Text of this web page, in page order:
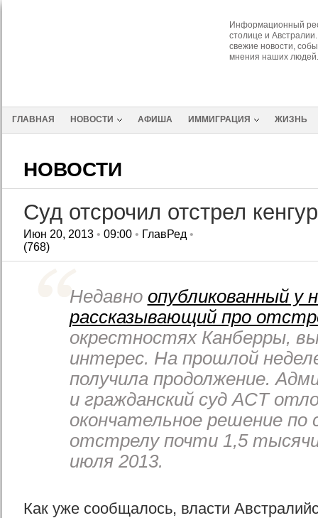
Информационный
столице и
свежие новости,
мнения наших людей.
ГЛАВНАЯ НОВОСТИ АФИША ИММИГРАЦИЯ ЖИЗНЬ
НОВОСТИ
Суд отсрочил отстрел
Июн 20, 2013• 09:00• ГлавРед •
(768)
Недавно опубликованный у
рассказывающий про
окрестностях Канберры,
интерес. На прошлой
получила продолжение.
и гражданский суд ACT
окончательное решение по
отстрелу почти 1,5 тысячи
июля 2013.
Как уже сообщалось, власти